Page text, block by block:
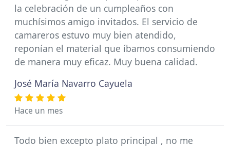
la celebración de un cumpleaños con
muchísimos amigo invitados. El servicio de
camareros estuvo muy bien atendido,
reponían el material que íbamos consumiendo
de manera muy eficaz. Muy buena calidad.
José María Navarro Cayuela
Hace un mes
Todo bien excepto plato principal , no me